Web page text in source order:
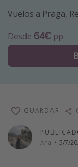
Hoteles más hot
Parques de
Viaja con
Eventos
Vuelos a Praga,
Desde 64€ pp
Ana · 5/7/
GUARDAR